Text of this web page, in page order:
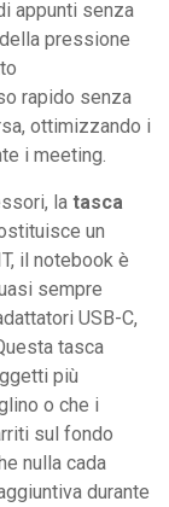
appunti senza
pressione
rapido senza
ottimizzando i
i meeting.
la tasca
un
il notebook è
sempre
USB-C,
tasca
più
o che i
sul fondo
nulla cada
durante